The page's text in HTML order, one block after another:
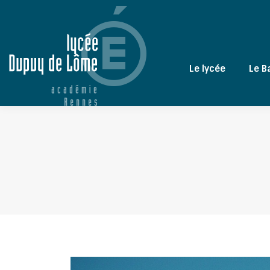
Le lycée Le